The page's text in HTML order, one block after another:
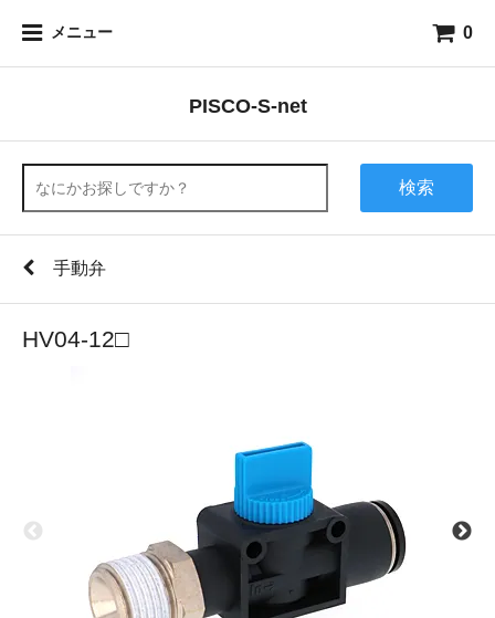
メニュー 0
PISCO-S-net
検索
手動弁
HV04-12□